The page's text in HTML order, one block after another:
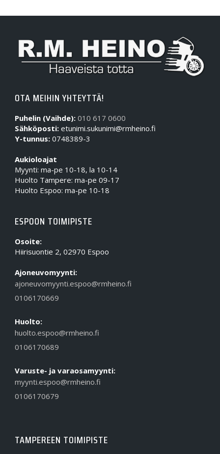
OTA MEIHIN YHTEYTTÄ!
Puhelin (Vaihde): 010 617 0600
Sähköposti: etunimi.sukunimi@rmheino.fi
Y-tunnus: 0748389-3
Aukioloajat
Myynti: ma-pe 10-18, la 10-14
Huolto Tampere: ma-pe 09-17
Huolto Espoo: ma-pe 10-18
ESPOON TOIMIPISTE
Osoite:
Hiirisuontie 2, 02970 Espoo
Ajoneuvomyynti:
ajoneuvomyynti.espoo@rmheino.fi
0106170669
Huolto:
huolto.espoo@rmheino.fi
0106170689
Varuste- ja varaosamyynti:
myynti.espoo@rmheino.fi
0106170679
TAMPEREEN TOIMIPISTE